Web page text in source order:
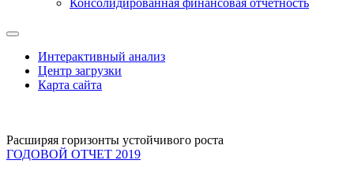
Консолидированная финансовая отчетность
Интерактивный анализ
Центр загрузки
Карта сайта
Расширяя горизонты устойчивого роста
ГОДОВОЙ ОТЧЕТ 2019